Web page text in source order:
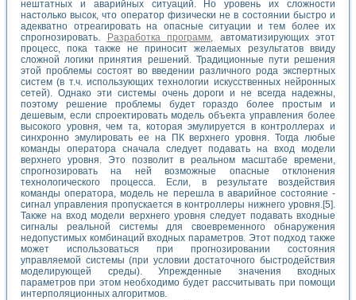
нештатных и аварийных ситуаций. Но уровень их сложности
настолько высок, что оператор физически не в состоянии быстро и
адекватно отреагировать на опасные ситуации и тем более их
спрогнозировать.
Разработка программ , автоматизирующих этот
процесс, пока также не приносит желаемых результатов ввиду
сложной логики принятия решений. Традиционные пути решения
этой проблемы состоят во введении различного рода экспертных
систем (в т.ч. использующих технологии искусственных нейронных
сетей). Однако эти системы очень дороги и не всегда надежны,
поэтому решение проблемы будет гораздо более простым и
дешевым, если спроектировать модель объекта управления более
высокого уровня, чем та, которая эмулируется в контроллерах и
синхронно эмулировать ее на ПК верхнего уровня. Тогда любые
команды оператора сначала следует подавать на вход модели
верхнего уровня. Это позволит в реальном масштабе времени,
спрогнозировать на ней возможные опасные отклонения
технологического процесса. Если, в результате воздействия
команды оператора, модель не перешла в аварийное состояние -
сигнал управления пропускается в контроллеры нижнего уровня.[5].
Также на вход модели верхнего уровня следует подавать входные
сигналы реальной системы для своевременного обнаружения
недопустимых комбинаций входных параметров. Этот подход также
может использоваться при прогнозировании состояния
управляемой системы (при условии достаточного быстродействия
моделирующей среды). Упрежденные значения входных
параметров при этом необходимо будет рассчитывать при помощи
интерполяционных алгоритмов.